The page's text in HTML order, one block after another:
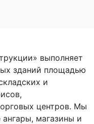
выполняет
зданий площадью
и
центров. Мы
магазины и